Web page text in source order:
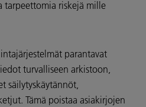
tarpeettomia riskejä mille
parantavat
turvalliseen arkistoon,
säilytyskäytännöt,
Tämä poistaa asiakirjojen